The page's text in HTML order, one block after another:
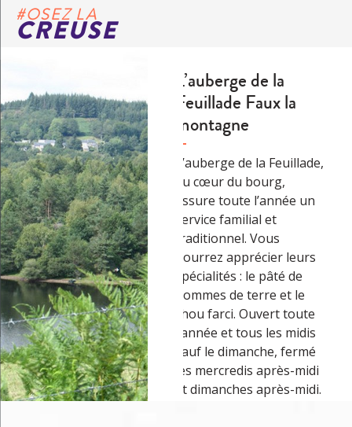
#OSEZ LA
CREUSE
L’auberge de la
Feuillade Faux la
montagne
L’auberge de la Feuillade,
au cœur du bourg,
assure toute l’année un
service familial et
traditionnel. Vous
pourrez apprécier leurs
spécialités : le pâté de
pommes de terre et le
chou farci. Ouvert toute
l’année et tous les midis
sauf le dimanche, fermé
les mercredis après-midi
et dimanches après-midi.